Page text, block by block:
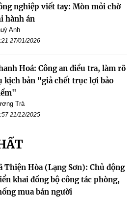
nghiệp viết tay: Mòn mỏi chờ
hành án
Anh
27/01/2026
Hoá: Công an điều tra, làm rõ
kịch bản "giả chết trục lợi bảo
Trà
21/12/2025
Thiện Hòa (Lạng Sơn): Chủ động
khai đồng bộ công tác phòng,
mua bán người